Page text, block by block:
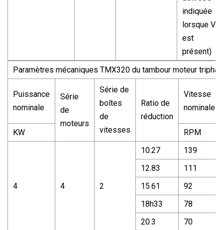
indiquée
lorsque V
est
présent)
Paramètres mécaniques TMX320 du tambour moteur
Puissance
nominale
Série
de
moteurs
Série de
boîtes
de
vitesses
Ratio de
réduction
Vitesse
nominale
KW RPM
4 4 2
10.27
139
12.83
111
15.61
92
18h33
78
20.3
70